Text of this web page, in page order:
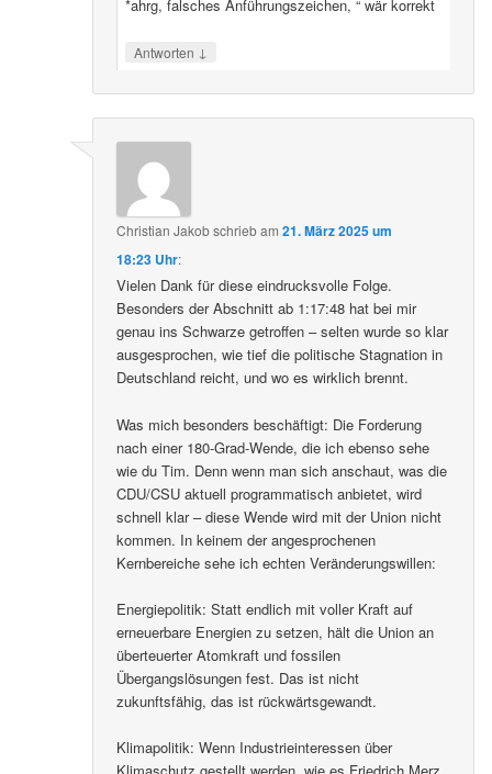
*ahrg, falsches Anführungszeichen, “ wär korrekt
Antworten ↓
Christian Jakobschriebam21. März 2025 um
18:23 Uhr:
Vielen Dank für diese eindrucksvolle Folge.
Besonders der Abschnitt ab 1:17:48 hat bei mir
genau ins Schwarze getroffen – selten wurde so klar
ausgesprochen, wie tief die politische Stagnation in
Deutschland reicht, und wo es wirklich brennt.
Was mich besonders beschäftigt: Die Forderung
nach einer 180-Grad-Wende, die ich ebenso sehe
wie du Tim. Denn wenn man sich anschaut, was die
CDU/CSU aktuell programmatisch anbietet, wird
schnell klar – diese Wende wird mit der Union nicht
kommen. In keinem der angesprochenen
Kernbereiche sehe ich echten Veränderungswillen:
Energiepolitik: Statt endlich mit voller Kraft auf
erneuerbare Energien zu setzen, hält die Union an
überteuerter Atomkraft und fossilen
Übergangslösungen fest. Das ist nicht
zukunftsfähig, das ist rückwärtsgewandt.
Klimapolitik: Wenn Industrieinteressen über